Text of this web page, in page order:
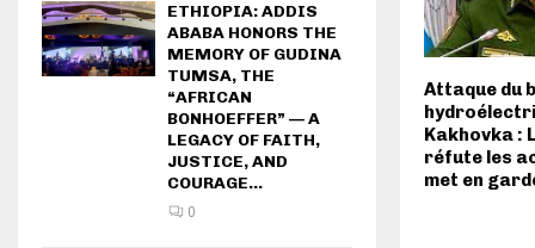
Attaque du
Kakhovka :
réfute les
met en
ETHIOPIA: ADDIS
ABABA HONORS THE
MEMORY OF GUDINA
TUMSA, THE
“AFRICAN
BONHOEFFER” — A
LEGACY OF FAITH,
JUSTICE, AND
COURAGE...
0